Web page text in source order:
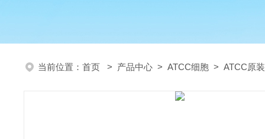
当前位置： 首页 > 产品中心 > ATCC细胞 > ATCC原